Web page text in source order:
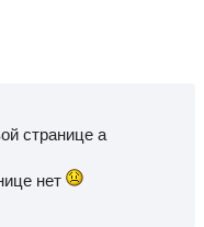
странице а
нет